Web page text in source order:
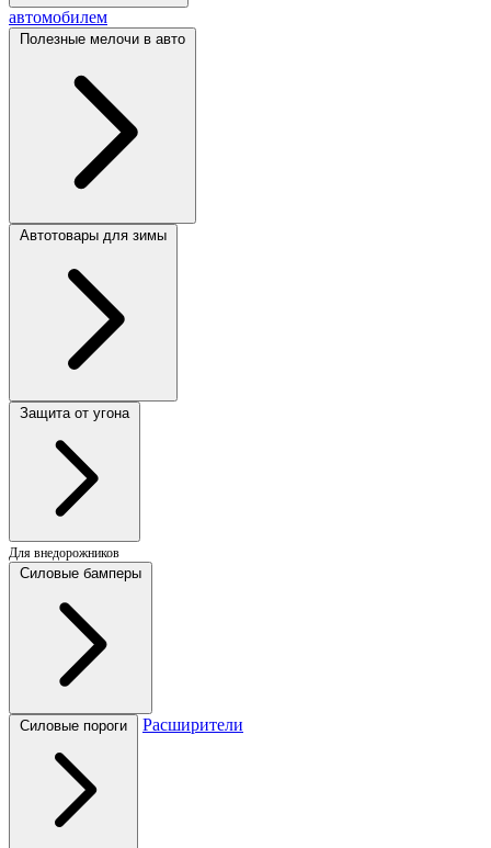
автомобилем
Полезные мелочи в авто
Автотовары для зимы
Защита от угона
Для внедорожников
Силовые бамперы
Силовые пороги Расширители